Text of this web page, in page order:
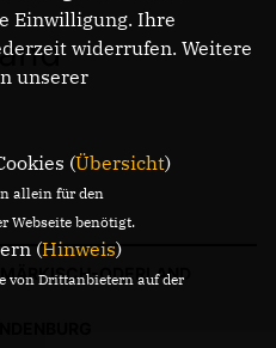
ODERLAND
Einwilligung. Ihre
widerrufen. Weitere
unserer
(Übersicht)
allein für den
Webseite benötigt.
(Hinweis)
von Drittanbietern auf der